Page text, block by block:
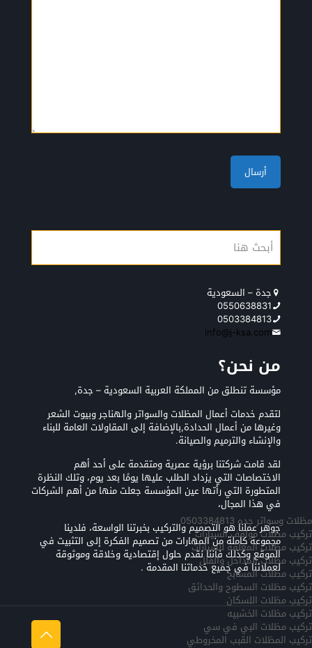
جدة – السعودية
0550638831
0503384813
info@j-ksa.com
من نحن؟
مؤسسة تنطلق من المملكة العربية السعودية – جدة,
لتقدم خدمات أعمال المظلات والسواتر والهناجر وبيوت الشعر
وغيرها من أعمال الحدادة,بالإضافة إلى المقاولات العامة للبناء
والإنشاء والترميم والصيانة.
لقد قامت شركتنا برؤية عصرية ومتقدمة على أحد أهم
الاختصاصات التي يزداد الطلب عليها يومًا بعد يوم، وتلك النظرة
المتطورة التي رأتها عين المؤسسة جعلت منها من أهم الشركات
في هذا المجال،
جوهر عملنا هو التصميم والتركيب بخبرتنا الواسعة، فلدينا
مجموعة كاملة من المهارات من تصميم الفكرة إلى التثبيت في
الموقع وكذلك فأننا نقدم حلول إقتصادية وخلاقة وموثوقة
لعملائنا في جميع خدماتنا المقدمة .
مظلات وسواتر جده 0503384813
تركيب مظلات مواقف السيارات
تركيب مظلات المعلقه للسيارات
تركيب مظلات المداخل والفلل
تركيب مظلات المسابح
تركيب مظلات السطوح والحدائق
تركيب مظلات اللسكان
تركيب مظلات الخشبيه
تركيب مظلات البي في سي
تركيب المظلات القبب المخروطي